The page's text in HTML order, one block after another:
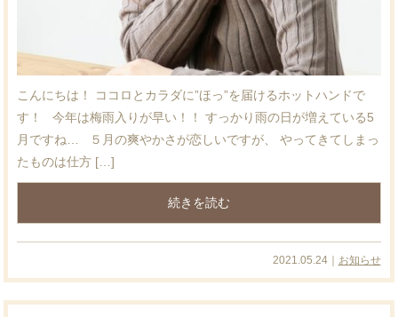
こんにちは！ ココロとカラダに”ほっ”を届けるホットハンドで
す！ 今年は梅雨入りが早い！！ すっかり雨の日が増えている5
月ですね… ５月の爽やかさが恋しいですが、 やってきてしまっ
たものは仕方 […]
続きを読む
2021.05.24｜ お知らせ